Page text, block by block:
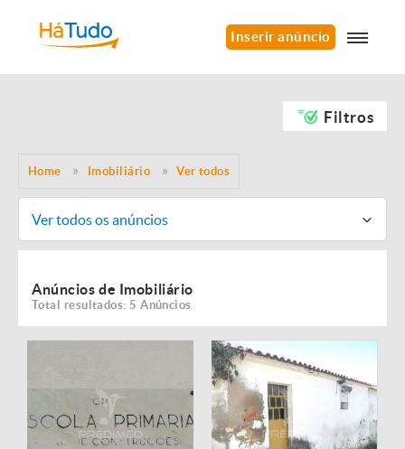
Inserir anúncio
Filtros
Home Imobiliário Ver todos
Ver todos os anúncios
Anúncios de Imobiliário
Total resultados: 5 Anúncios